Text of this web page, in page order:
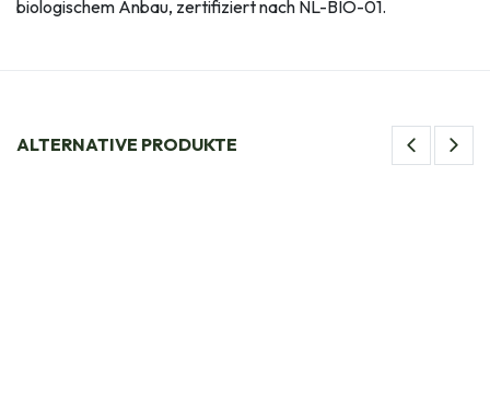
biologischem Anbau, zertifiziert nach NL-BIO-01.
ALTERNATIVE PRODUKTE